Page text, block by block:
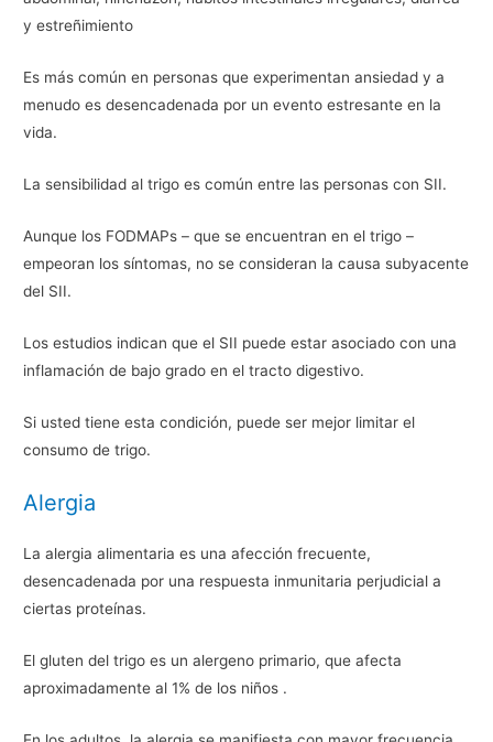
y estreñimiento
Es más común en personas que experimentan ansiedad y a
menudo es desencadenada por un evento estresante en la
vida.
La sensibilidad al trigo es común entre las personas con SII.
Aunque los FODMAPs – que se encuentran en el trigo –
empeoran los síntomas, no se consideran la causa subyacente
del SII.
Los estudios indican que el SII puede estar asociado con una
inflamación de bajo grado en el tracto digestivo.
Si usted tiene esta condición, puede ser mejor limitar el
consumo de trigo.
Alergia
La alergia alimentaria es una afección frecuente,
desencadenada por una respuesta inmunitaria perjudicial a
ciertas proteínas.
El gluten del trigo es un alergeno primario, que afecta
aproximadamente al 1% de los niños .